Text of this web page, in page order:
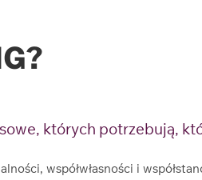
których potrzebują,
współwłasności i